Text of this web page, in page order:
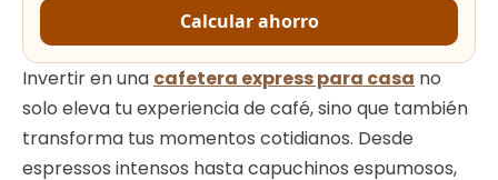
Calcular ahorro
Invertir en una cafetera express para casa no
solo eleva tu experiencia de café, sino que también
transforma tus momentos cotidianos. Desde
espressos intensos hasta capuchinos espumosos,